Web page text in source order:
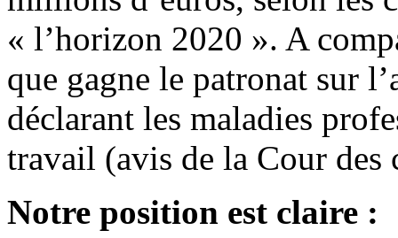
« l’horizon 2020 ». A
que gagne le patronat sur
déclarant les maladies
travail (avis de la Cour des
Notre position est claire :